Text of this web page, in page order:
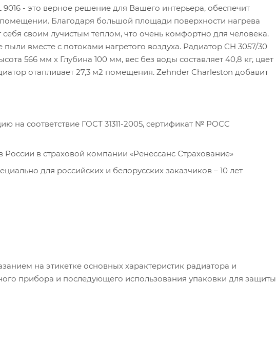
- это верное решение для Вашего интерьера, обеспечит
Благодаря большой площади поверхности нагрева
своим лучистым теплом, что очень комфортно для человека.
вместе с потоками нагретого воздуха. Радиатор CH 3057/30
566 мм х Глубина 100 мм, вес без воды составляет 40,8 кг, цвет
отапливает 27,3 м2 помещения. Zehnder Charleston добавит
на соответствие ГОСТ 31311-2005, сертификат № POCC
в страховой компании «Ренессанс Страхование»
для российских и белорусских заказчиков – 10 лет
на этикетке основных характеристик радиатора и
прибора и последующего использования упаковки для защиты